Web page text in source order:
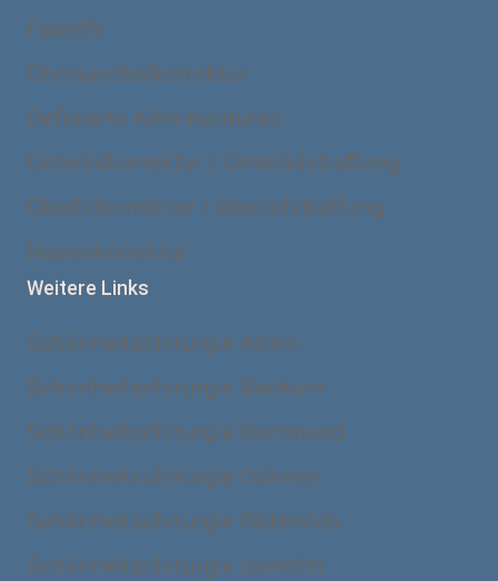
Facelift
Ohrmuschelkorrektur
Definierte Kinn-Konturen
Unterlidkorrektur / Unterlidstraffung
Oberlidkorrektur / Oberlidstraffung
Nasenkorrektur
Weitere Links
Schönheitschirurgie Ahlen
Schönheitschirurgie Beckum
Schönheitschirurgie Dortmund
Schönheitschirurgie Dülmen
Schönheitschirurgie Gütersloh
Schönheitschirurgie Iserlohn